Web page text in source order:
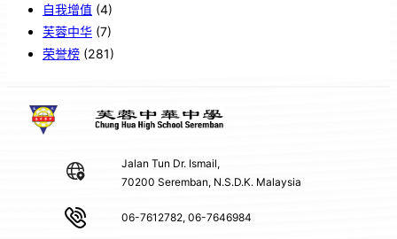
自我增值 (4)
芙蓉中华 (7)
荣誉榜 (281)
Jalan Tun Dr. Ismail,
70200 Seremban, N.S.D.K. Malaysia
06-7612782, 06-7646984